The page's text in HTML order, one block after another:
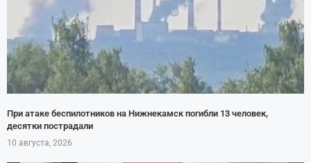
При атаке беспилотников на Нижнекамск погибли 13 человек,
десятки пострадали
10 августа, 2026